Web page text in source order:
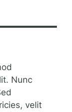
Nunc
velit